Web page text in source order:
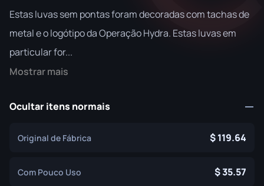
Estas luvas sem pontas foram decoradas com tachas de
metal e o logótipo da Operação Hydra. Estas luvas em
particular for...
Mostrar mais
Ocultar itens normais
Original de Fábrica 119.64
Com Pouco Uso 35.57